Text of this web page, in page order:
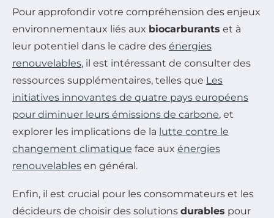
Pour approfondir votre compréhension des enjeux
environnementaux liés aux biocarburants et à
leur potentiel dans le cadre des énergies
renouvelables, il est intéressant de consulter des
ressources supplémentaires, telles que Les
initiatives innovantes de quatre pays européens
pour diminuer leurs émissions de carbone, et
explorer les implications de la lutte contre le
changement climatique face aux énergies
renouvelables en général.
Enfin, il est crucial pour les consommateurs et les
décideurs de choisir des solutions durables pour